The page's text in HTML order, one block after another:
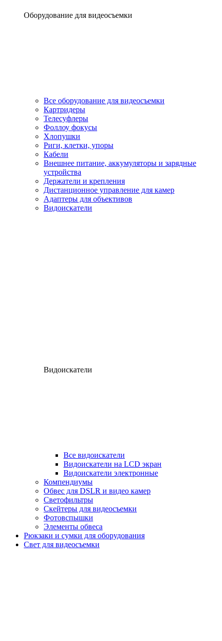
Оборудование для видеосъемки
Все оборудование для видеосъемки
Картридеры
Телесуфлеры
Фоллоу фокусы
Хлопушки
Риги, клетки, упоры
Кабели
Внешнее питание, аккумуляторы и зарядные
устройства
Держатели и крепления
Дистанционное управление для камер
Адаптеры для объективов
Видоискатели
Видоискатели
Все видоискатели
Видоискатели на LCD экран
Видоискатели электронные
Компендиумы
Обвес для DSLR и видео камер
Светофильтры
Скейтеры для видеосъемки
Фотовспышки
Элементы обвеса
Рюкзаки и сумки для оборудования
Свет для видеосъемки